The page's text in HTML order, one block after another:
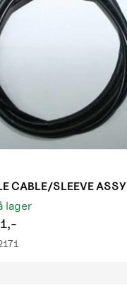
CABLE/SLEEVE ASSY
lager